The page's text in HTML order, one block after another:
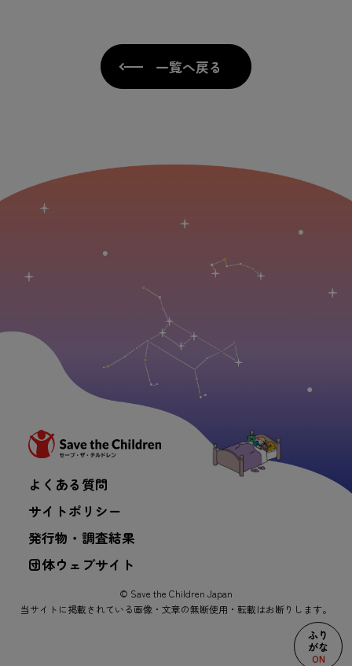
一覧へ戻る
よくある 質問
サイトポリシー
発行物 ・ 調査結果
団体ウェブサイト
© Save the Children Japan
当サイトに掲載されている画像 ・ 文章の無断使用 ・ 転載はお断りします。
ふり
がな
ON